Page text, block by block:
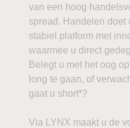
van een hoog
spread. Handelen doet
stabiel platform met
waarmee u direct
Belegt u met het oog
long te gaan, of
gaat u short*?
Via LYNX maakt u de